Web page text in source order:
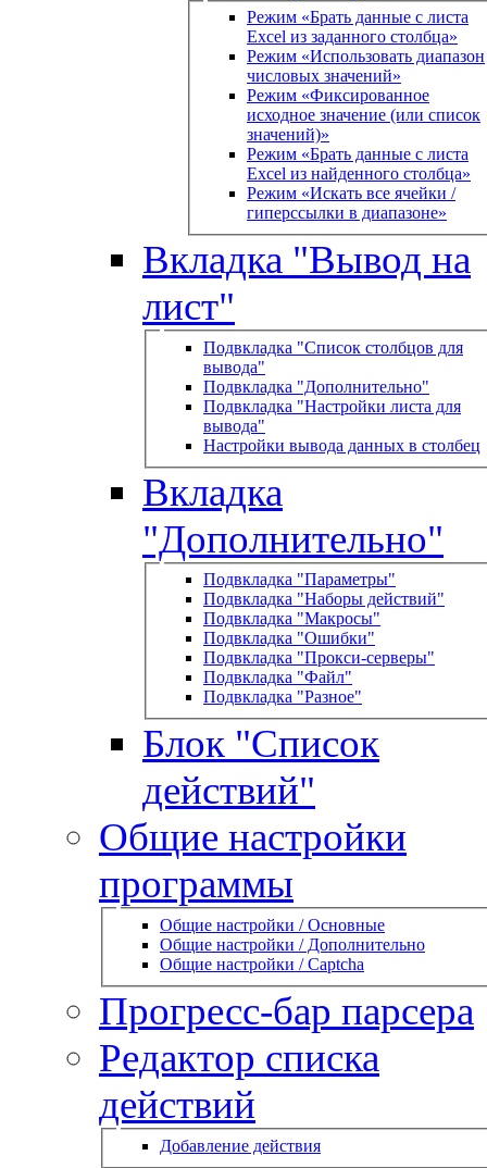
Режим «Брать данные с листа
Excel из заданного столбца»
Режим «Использовать диапазон
числовых значений»
Режим «Фиксированное
исходное значение (или список
значений)»
Режим «Брать данные с листа
Excel из найденного столбца»
Режим «Искать все ячейки /
гиперссылки в диапазоне»
Вкладка "Вывод на
лист"
Подвкладка "Список столбцов для
вывода"
Подвкладка "Дополнительно"
Подвкладка "Настройки листа для
вывода"
Настройки вывода данных в столбец
Вкладка
"Дополнительно"
Подвкладка "Параметры"
Подвкладка "Наборы действий"
Подвкладка "Макросы"
Подвкладка "Ошибки"
Подвкладка "Прокси-серверы"
Подвкладка "Файл"
Подвкладка "Разное"
Блок "Список
действий"
Общие настройки
программы
Общие настройки / Основные
Общие настройки / Дополнительно
Общие настройки / Captcha
Прогресс-бар парсера
Редактор списка
действий
Добавление действия